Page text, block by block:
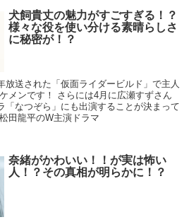
犬飼貴丈の魅力がすごすぎる！？
様々な役を使い分ける素晴らしさ
に秘密が！？
放送された「仮面ライダービルド」で主人
メンです！ さらには4月に広瀬すずさん
「なつぞら」にも出演することが決まって
田龍平のW主演ドラマ
奈緒がかわいい！！が実は怖い
人！？その真相が明らかに！？